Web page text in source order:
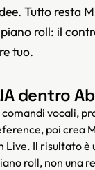
Tutto resta
roll: il
tuo.
dentro
comandi vocali,
poi crea
Live. Il risultato è
roll, non una